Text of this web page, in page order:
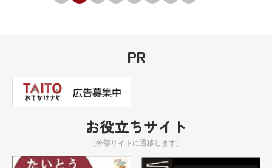
PR
お役立ちサイト
（外部サイトに遷移します）